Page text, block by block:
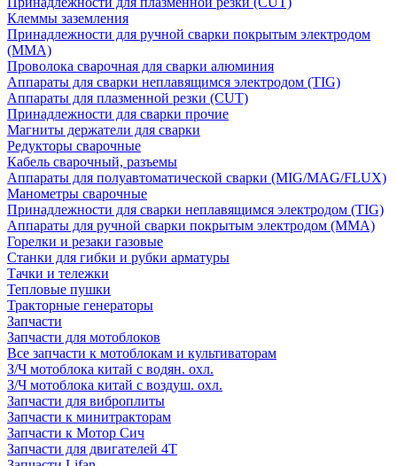
Клеммы заземления
Принадлежности для ручной сварки покрытым электродом
(MMA)
Проволока сварочная для сварки алюминия
Аппараты для сварки неплавящимся электродом (TIG)
Аппараты для плазменной резки (CUT)
Принадлежности для сварки прочие
Магниты держатели для сварки
Редукторы сварочные
Кабель сварочный, разъемы
Аппараты для полуавтоматической сварки (MIG/MAG/FLUX)
Манометры сварочные
Принадлежности для сварки неплавящимся электродом (TIG)
Аппараты для ручной сварки покрытым электродом (MMA)
Горелки и резаки газовые
Станки для гибки и рубки арматуры
Тачки и тележки
Тепловые пушки
Тракторные генераторы
Запчасти
Запчасти для мотоблоков
Все запчасти к мотоблокам и культиваторам
З/Ч мотоблока китай с водян. охл.
З/Ч мотоблока китай с воздуш. охл.
Запчасти для виброплиты
Запчасти к минитракторам
Запчасти к Мотор Сич
Запчасти для двигателей 4Т